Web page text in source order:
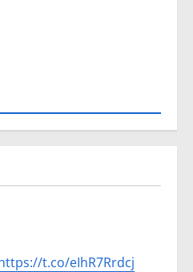
t.co/eIhR7Rrdcj